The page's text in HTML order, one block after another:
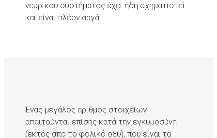
νευρικού συστήματος έχει ήδη σχηματιστεί
και είναι πλέον αργά.
Ένας μεγάλος αριθμός στοιχείων
απαιτούνται επίσης κατά την εγκυμοσύνη
(εκτός απο το φολικό οξύ), που είναι τα